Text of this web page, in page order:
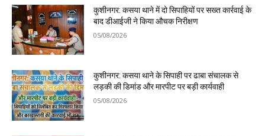
कुशीनगर: कसया थाने में दो सिपाहियों पर सख्त कार्रवाई के
बाद डीआईजी ने किया औचक निरीक्षण
05/08/2026
कुशीनगर: कसया थाने के सिपाही पर ढाबा संचालक से
लड़की की डिमांड और मारपीट पर बड़ी कार्यवाही
05/08/2026